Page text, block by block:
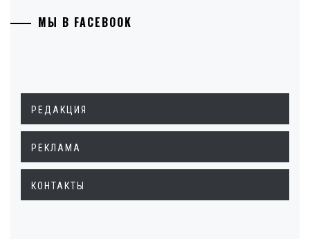
МЫ В FACEBOOK
РЕДАКЦИЯ
РЕКЛАМА
КОНТАКТЫ